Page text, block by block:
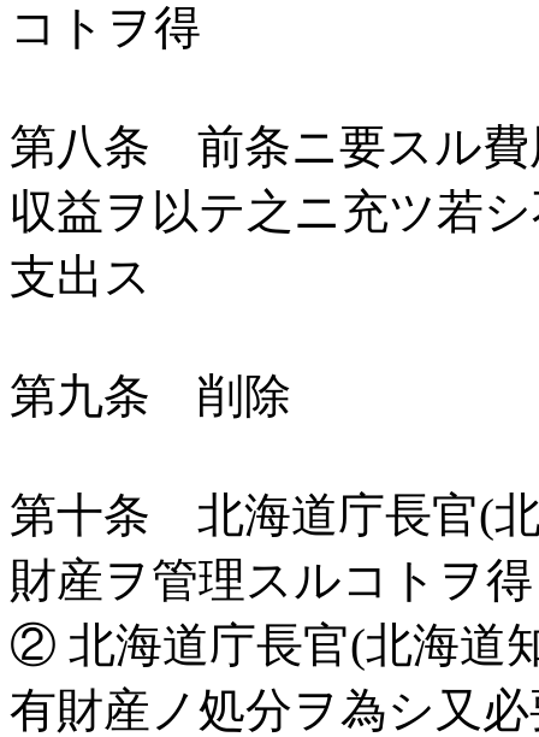
コトヲ得
第八条 前条ニ要スル費
収益ヲ以テ之ニ充ツ若
支出ス
第九条 削除
第十条 北海道庁長官(
財産ヲ管理スルコトヲ得
② 北海道庁長官(北海道
有財産ノ処分ヲ為シ又